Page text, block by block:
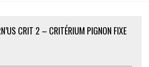
CRIT 2 – CRITÉRIUM PIGNON FIXE